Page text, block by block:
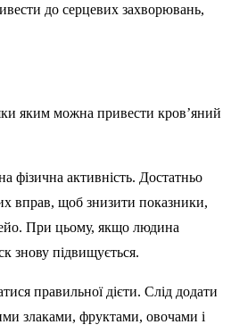
до серцевих захворювань,
яким можна привести кров’яний
фізична активність. Достатньо
вправ, щоб знизити показники,
При цьому, якщо людина
знову підвищується.
правильної дієти. Слід додати
злаками, фруктами, овочами і